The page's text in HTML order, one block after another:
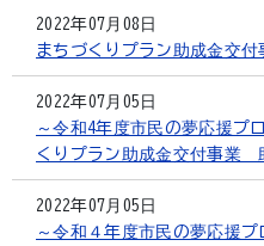
2022年07月08日
まちづくりプラン助成金交
2022年07月05日
～令和4年度市民の夢応援プ
くりプラン助成金交付事業
2022年07月05日
～令和４年度市民の夢応援